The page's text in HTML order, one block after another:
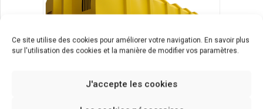
Ce site utilise des cookies pour améliorer votre navigation. En savoir plus
sur l'utilisation des cookies et la manière de modifier vos paramètres.
J'accepte les cookies